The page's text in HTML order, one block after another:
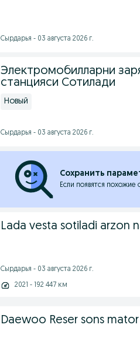
Cырдарья - 03 августа 2026 г.
Электромобилларни
станцияси Сотилади
Новый
Cырдарья - 03 августа 2026 г.
Сохранить
Если появятся
Lada vesta sotiladi arzon
Cырдарья - 03 августа 2026 г.
2021 - 192 447 км
Daewoo Reser sons